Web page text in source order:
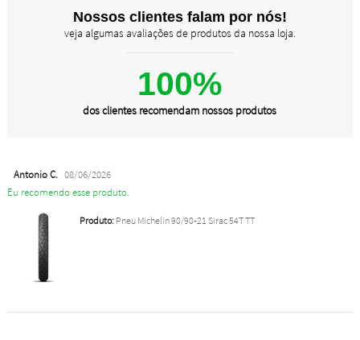
Nossos clientes falam por nós!
veja algumas avaliações de produtos da nossa loja.
100%
dos clientes recomendam nossos produtos
Antonio C. 08/06/2026
Eu recomendo esse produto.
Produto:Pneu Michelin 90/90-21 Sirac 54T TT